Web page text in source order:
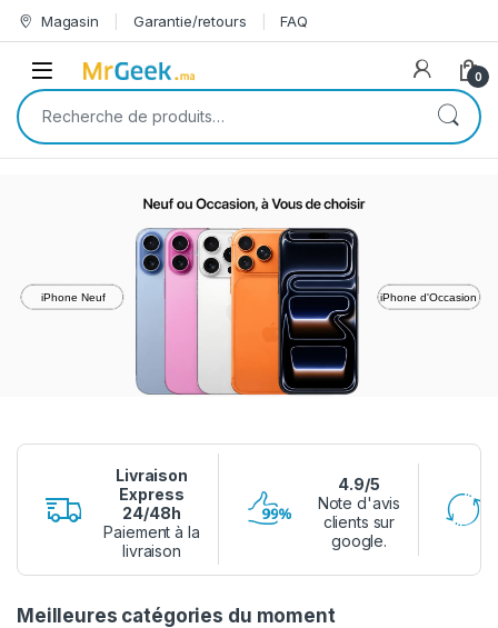
Skip to navigation
Skip to content
Magasin Garantie/retours FAQ
Open 0
Recherche pour :
iPhone Neuf iPhone d'Occasion
Livraison
Express
24/48h
Paiement à la
livraison
4.9/5
Note d'avis
clients sur
google.
Meilleures catégories du moment